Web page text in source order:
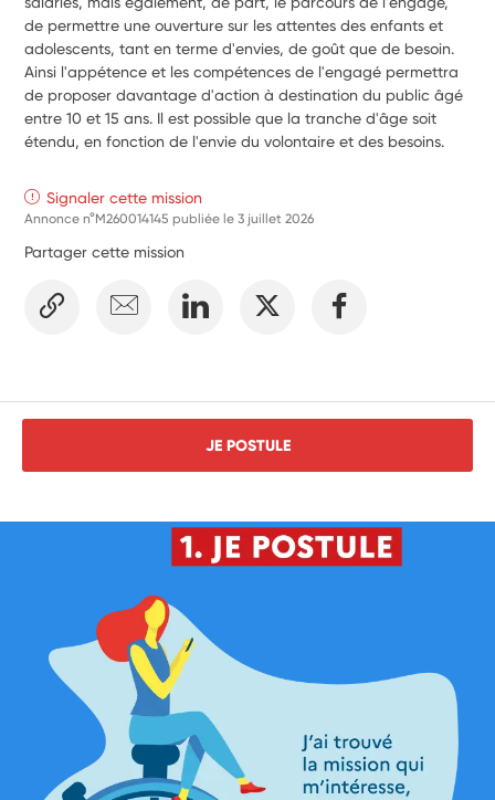
de permettre une ouverture sur les attentes des enfants et
adolescents, tant en terme d'envies, de goût que de besoin.
Ainsi l'appétence et les compétences de l'engagé permettra
de proposer davantage d'action à destination du public âgé
entre 10 et 15 ans. Il est possible que la tranche d'âge soit
étendu, en fonction de l'envie du volontaire et des besoins.
Signaler cette mission
Annonce n°M260014145 publiée le3 juillet 2026
Partager cette mission
JE POSTULE